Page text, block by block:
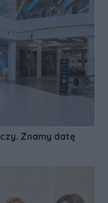
Znamy datę